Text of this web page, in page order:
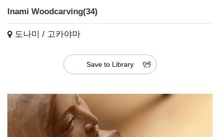
Inami Woodcarving(34)
도나미 / 고카야마
Save to Library